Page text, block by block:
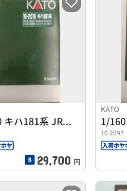
1/150 キハ181系 JR四国色
29,700 円
KATO
10-2097